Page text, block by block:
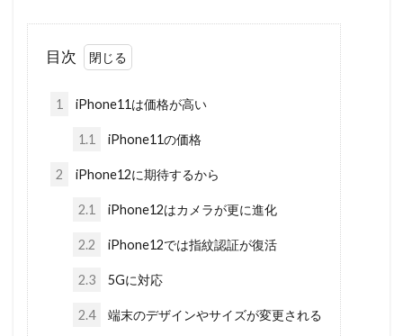
目次
1 iPhone11は価格が高い
1.1 iPhone11の価格
2 iPhone12に期待するから
2.1 iPhone12はカメラが更に進化
2.2 iPhone12では指紋認証が復活
2.3 5Gに対応
2.4 端末のデザインやサイズが変更される